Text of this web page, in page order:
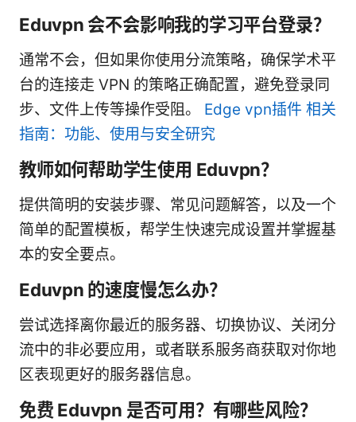
Eduvpn 会不会影响我的学习平台登录？
通常不会，但如果你使用分流策略，确保学术平
台的连接走 VPN 的策略正确配置，避免登录同
步、文件上传等操作受阻。 Edge vpn插件 相关
指南：功能、使用与安全研究
教师如何帮助学生使用 Eduvpn？
提供简明的安装步骤、常见问题解答，以及一个
简单的配置模板，帮学生快速完成设置并掌握基
本的安全要点。
Eduvpn 的速度慢怎么办？
尝试选择离你最近的服务器、切换协议、关闭分
流中的非必要应用，或者联系服务商获取对你地
区表现更好的服务器信息。
免费 Eduvpn 是否可用？有哪些风险？